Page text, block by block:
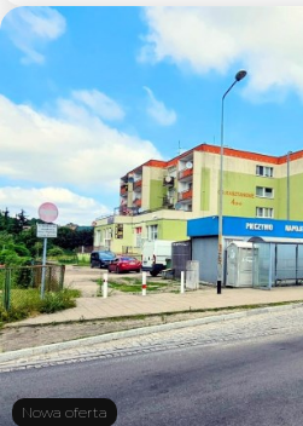
Nowa oferta